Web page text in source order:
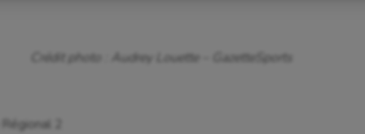
Crédit photo : Audrey Louette – GazetteSports
2